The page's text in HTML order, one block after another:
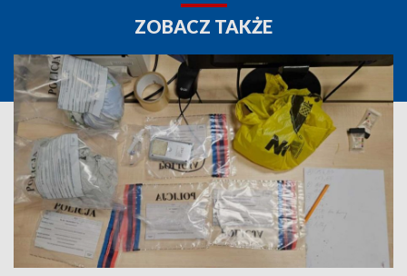
ZOBACZ TAKŻE